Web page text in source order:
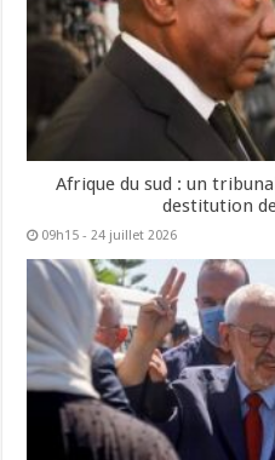
Afrique du sud : un
destitution
09h15 - 24 juillet 2026